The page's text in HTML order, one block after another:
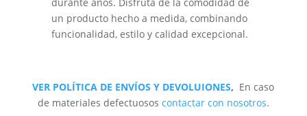
un producto hecho a medida, combinando
funcionalidad, estilo y calidad excepcional.
VER POLÍTICA DE ENVÍOS Y DEVOLUIONES, En caso
de materiales defectuosos contactar con nosotros.